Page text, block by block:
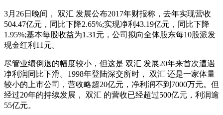
3月26日晚间， 双汇 发展公布2017年财报称，去年实现营收
504.47亿元，同比下降2.65%;实现净利43.19亿元，同比下降
1.95%;基本每股收益为1.31元，公司拟向全体股东每10股派发
现金红利11元。
尽管业绩倒退的幅度较小，但这是 双汇 发展20年来首次遭遇
净利润同比下滑。1998年登陆深交所时， 双汇 还是一家体量
较小的上市公司，营收略超20亿元，净利润不到7000万元。但
经过20年的持续发展， 双汇 的营收已经超过500亿元，利润逾
55亿元。